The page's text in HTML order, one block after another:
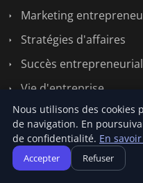
Marketing
Stratégies d'affaires
Succès entrepreneurial
Vie d'entreprise
Liens utiles
Contact
Nous utilisons des cookies
de navigation. En
de confidentialité. En
Accepter Refuser